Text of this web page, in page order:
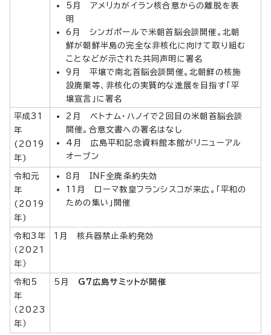
5月 アメリカがイラン核合意からの離脱を表
明
6月 シンガポールで米朝首脳会談開催。北朝
鮮が朝鮮半島の完全な非核化に向けて取り組む
ことなどが示された共同声明に署名
9月 平壌で南北首脳会談開催。北朝鮮の核施
設廃棄等、非核化の実質的な進展を目指す「平
壌宣言」に署名
平成31
年
(2019
年)
2月 ベトナム・ハノイで2回目の米朝首脳会談
開催。合意文書への署名はなし
4月 広島平和記念資料館本館がリニューアル
オープン
令和元
年
(2019
年)
8月 INF全廃条約失効
11月 ローマ教皇フランシスコが来広。「平和の
ための集い」開催
令和3年
（2021
年）
1月 核兵器禁止条約発効
令和5
年
（2023
年）
5月 G7広島サミットが開催